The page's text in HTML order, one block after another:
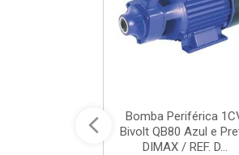
Bomba Periférica
Bivolt QB80 Azul e
DIMAX / REF. D...